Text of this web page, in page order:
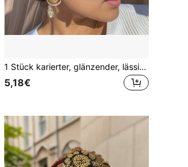
1 Stück karierter, glänzender, lässiger, bohemian, retro, süßer Polyester Hohlrücken Bandana Kopfband mit Strass, dehnbar, elastisch, atmungsaktiv, bequem für den täglichen Gebrauch, geeignet für alle Jahreszeiten, Modekopfschmuck für Frauen, Schlafhaube, Sommer, Strand, Hut, Urlaub, Reise
5,18€